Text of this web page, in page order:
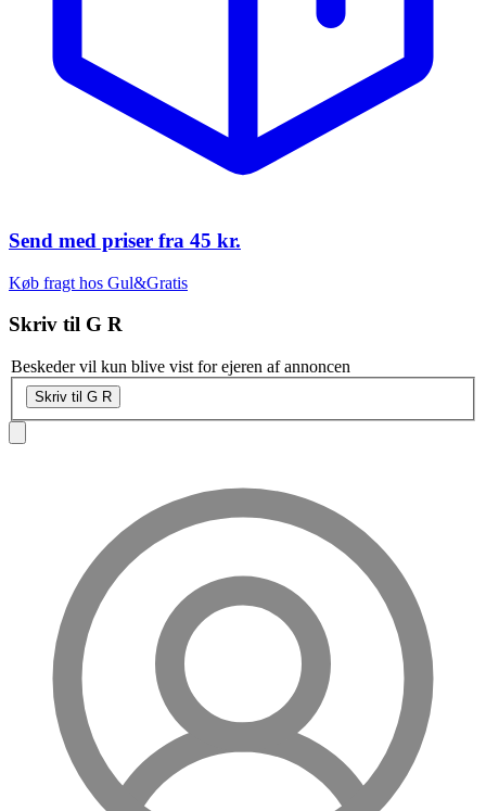
Send med priser fra 45 kr.
Køb fragt hos Gul&Gratis
Skriv til G R
Beskeder vil kun blive vist for ejeren af annoncen
Skriv til G R